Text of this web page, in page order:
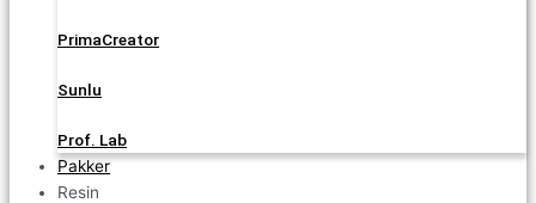
PrimaCreator
Sunlu
Prof. Lab
Pakker
Resin